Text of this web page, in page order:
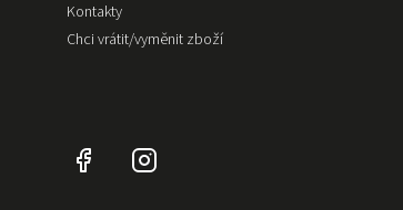
Kontakty
Chci vrátit/vyměnit zboží
Facebook